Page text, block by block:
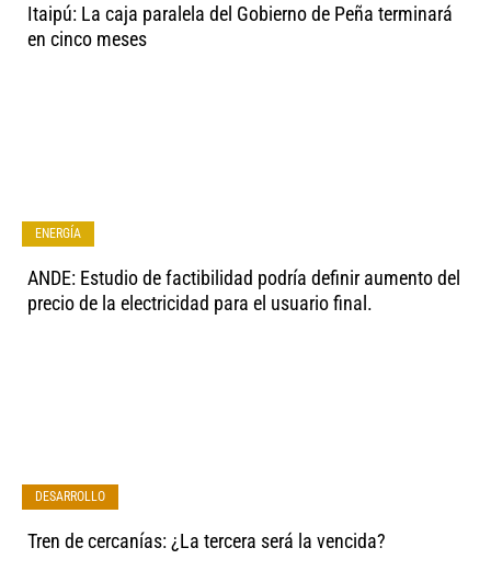
Itaipú: La caja paralela del Gobierno de Peña terminará
en cinco meses
ANDE: Estudio de factibilidad podría definir aumento del
precio de la electricidad para el usuario final.
ENERGÍA
Tren de cercanías: ¿La tercera será la vencida?
DESARROLLO